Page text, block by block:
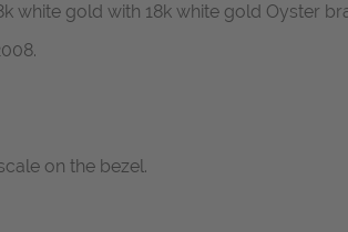
white gold with 18k white gold Oyster
on the bezel.